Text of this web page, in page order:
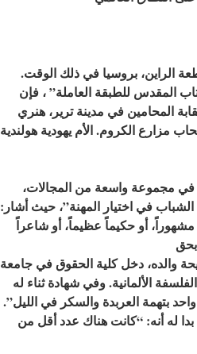
، في مقاطعة الراين، بروسيا في ذلك الوقت.
المقدس للطبقة العاملة” ، فإن
المحامين في مدينة ترير، هنري
في مجموعة واسعة من المجالات،
في اختيار المهنة”، حيث أشار:
أو حكيماً عظيماً، أو شاعراً
والده، دخل كلية الحقوق في جامعة
الألمانية. وفي شهادة ثناء له
بتهمة العربدة والسكر في الليل”.
بدا له أنه: “كانت هناك عدد أقل من